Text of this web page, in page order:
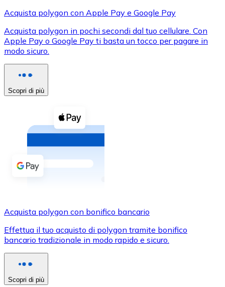
XRP
XRP
Vedi tutto
Buoni cripto
Acquista criptovalute in contanti e altri mezzi di
Acquista con contanti
Bonifico SEPA
Carta di credito / debito
Usa le carte Visa e Mastercard per acquistare
Acquista con carta
Acquista polygon con Apple Pay e Google Pay
Acquista polygon in pochi secondi dal tuo cellulare. Con
Apple Pay o Google Pay ti basta un tocco per pagare in
modo sicuro.
Scopri di più
Acquista polygon con bonifico bancario
Effettua il tuo acquisto di polygon tramite bonifico
bancario tradizionale in modo rapido e sicuro.
Scopri di più